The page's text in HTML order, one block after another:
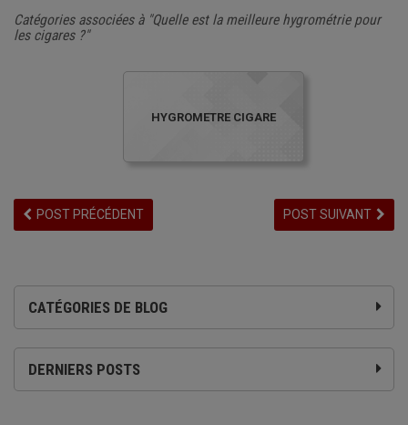
CATÉGORIES DE BLOG
DERNIERS POSTS
Catégories associées à "Quelle est la meilleure hygrométrie pour
les cigares ?"
HYGROMETRE CIGARE
POST PRÉCÉDENT POST SUIVANT